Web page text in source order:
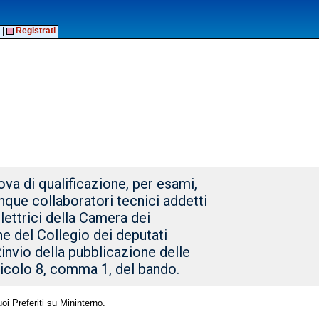
Registrati
di qualificazione, per esami,
collaboratori tecnici addetti
della Camera dei
del Collegio dei deputati
della pubblicazione delle
8, comma 1, del bando.
Preferiti su Mininterno.